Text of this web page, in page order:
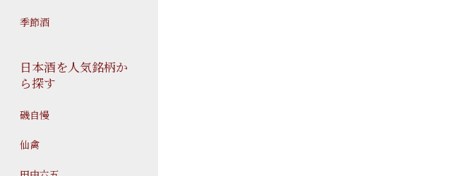
季節酒
日本酒を人気銘柄か
ら探す
磯自慢
仙禽